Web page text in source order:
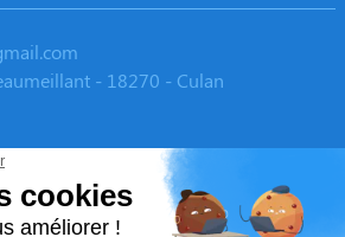
- 18270 - Culan